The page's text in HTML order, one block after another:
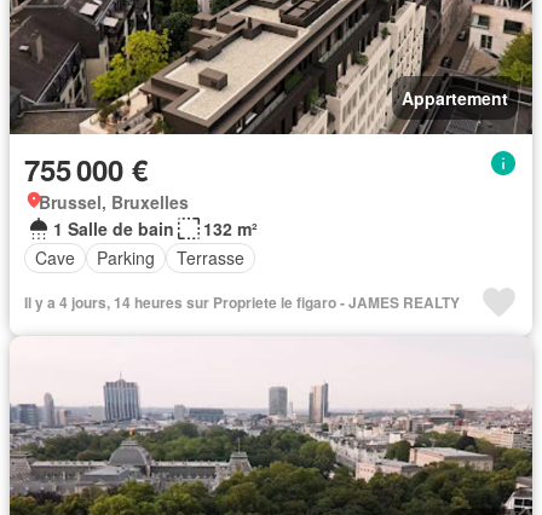
Appartement
755 000 €
Brussel, Bruxelles
1 Salle de bain
132 m²
Cave
Parking Terrasse
Il y a 4 jours, 14 heures sur Propriete le figaro - JAMES REALTY